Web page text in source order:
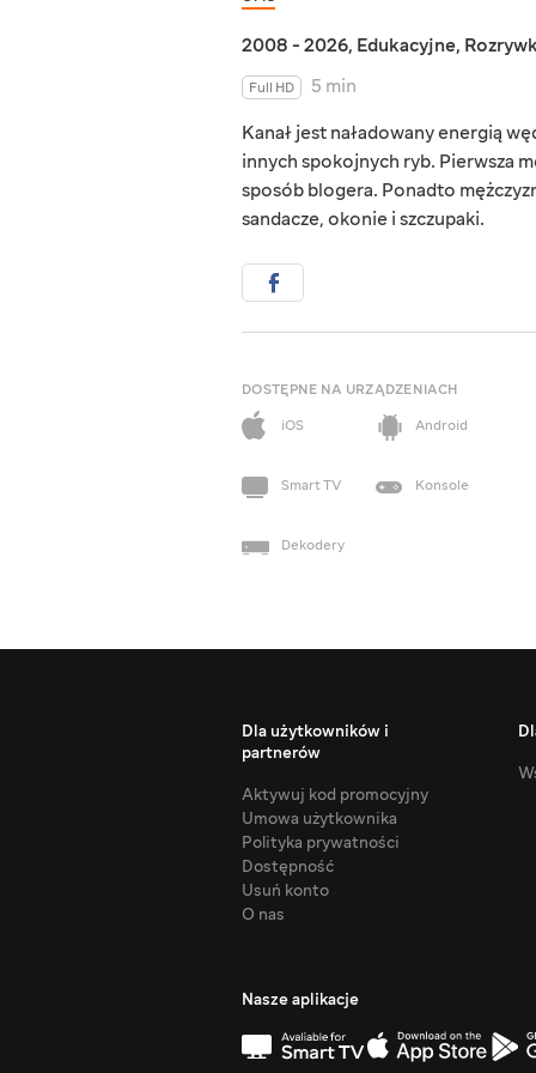
2008 - 2026, Edukacyjne,
Full HD
5 min
Kanał jest naładowany energią
innych spokojnych ryb. Pierwsza
sposób blogera. Ponadto
sandacze, okonie i szczupaki.
DOSTĘPNE NA URZĄDZENIACH
iOS
Android
Smart TV Konsole
Dekodery
Dla użytkowników i
partnerów
Aktywuj kod promocyjny
Umowa użytkownika
Polityka prywatności
Dostępność
Usuń konto
O nas
Nasze aplikacje